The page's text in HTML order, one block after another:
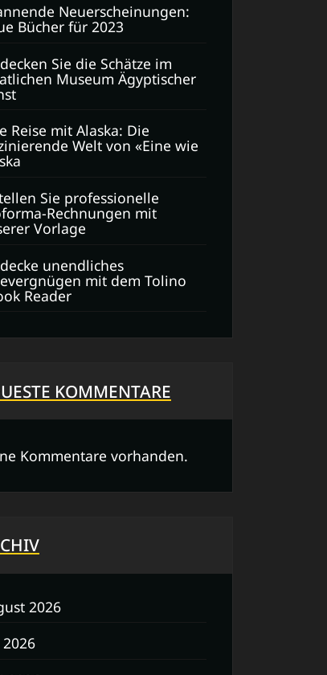
Neuerscheinungen:
Bücher für 2023
Sie die Schätze im
Museum Ägyptischer
Reise mit Alaska: Die
Welt von «Eine wie
Sie professionelle
Rechnungen mit
Vorlage
unendliches
mit dem Tolino
Reader
KOMMENTARE
Kommentare vorhanden.
2026
2026